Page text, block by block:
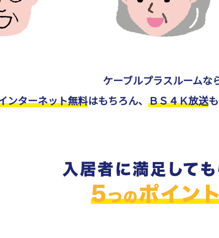
ケーブルプラスルームな
ンターネット無料はもちろん、 ＢＳ４Ｋ放送